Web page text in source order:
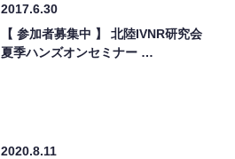
2017.6.30
【 参加者募集中 】 北陸IVNR研究会
夏季ハンズオンセミナー …
2020.8.11